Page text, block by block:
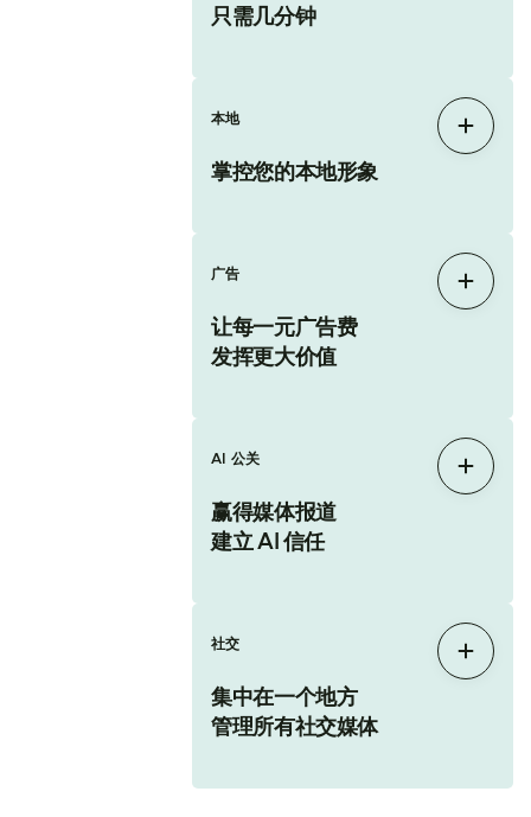
只需几分钟
本地
掌控您的本地形象
展开
广告
让每一元广告费
发挥更大价值
展开
AI 公关
赢得媒体报道
建立 AI 信任
展开
社交
集中在一个地方
管理所有社交媒体
展开